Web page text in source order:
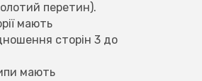
перетин).
мають
сторін 3 до
мають